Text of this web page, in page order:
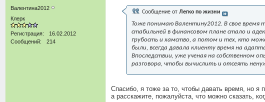
Валентина2012
Клерк
Регистрация
16.02.2012
Сообщений
214
Сообщение от Легко по жизни
Тоже понимаю Валентину2012. В свое
стабильней в финансовом плане стало и
грубость и хамство, а потом и тех, кто
были, всегда давала клиенту время на
Впоследствии, уже ученая на собственном
разговора, чтобы вычислить и отсеять
Спасибо, я тоже за то, чтобы давать время, но я
а расскажите, пожалуйста, что можно сказать,